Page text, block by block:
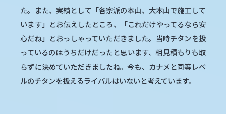
た。また、実績として「各宗派の本山、大本山で施工して
います」とお伝えしたところ、「これだけやってるなら安
心だね」とおっしゃっていただきました。当時チタンを扱
っているのはうちだけだったと思います、相見積もりも取
らずに決めていただきましたね。今も、カナメと同等レベ
ルのチタンを扱えるライバルはいないと考えています。